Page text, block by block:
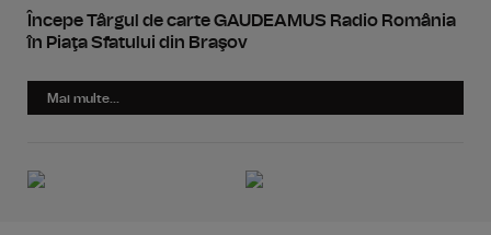
Începe Târgul de carte GAUDEAMUS Radio România
în Piaţa Sfatului din Braşov
Mai multe...